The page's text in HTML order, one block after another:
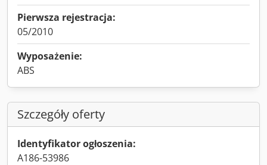
Pierwsza rejestracja:
05/2010
Wyposażenie:
ABS
Szczegóły oferty
Identyfikator ogłoszenia:
A186-53986